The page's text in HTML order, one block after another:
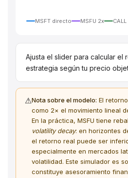
MSFT directo MSFU 2x
Ajusta el slider para calcular el
estrategia según tu precio
⚠Nota sobre el modelo: El
como 2× el movimiento lineal
En la práctica, MSFU tiene
volatility decay: en horizontes
el retorno real puede ser
especialmente en mercados
volatilidad. Este simulador es
constituye asesoramiento